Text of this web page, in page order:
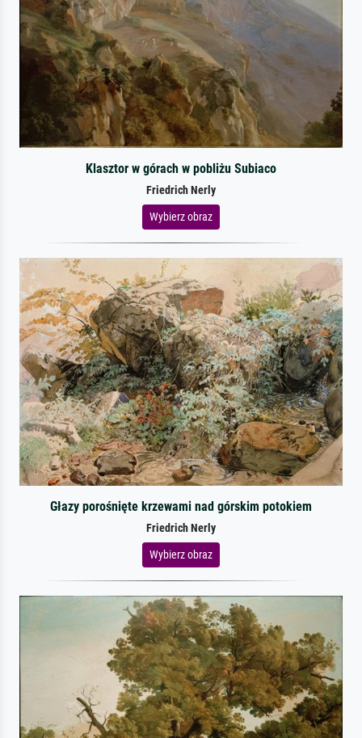
Klasztor w górach w pobliżu Subiaco
Friedrich Nerly
Wybierz obraz
Głazy porośnięte krzewami nad górskim potokiem
Friedrich Nerly
Wybierz obraz